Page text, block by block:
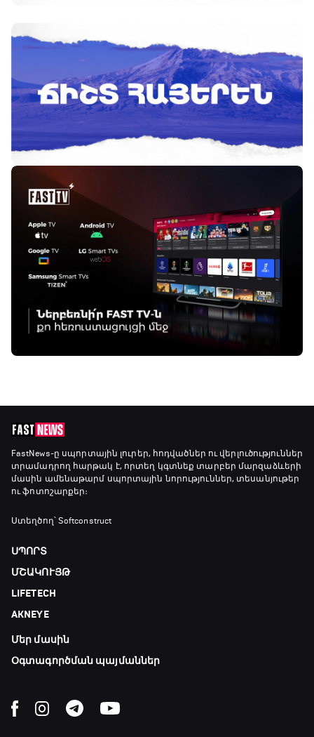
FastNews-ը սպորտային լուրեր, հոդվածներ ու վերլուծություններ
տրամադրող հարթակ է, որտեղ կգտնեք տարբեր մարզաձևերի
մասին ամենաթարմ սպորտային նորություններ, տեսանյութեր
ու ֆոտոշարքեր։
Ստեղծող՝ Softconstruct
ՍՊՈՐՏ
ՄՇԱԿՈՒՅԹ
LIFETECH
AKNEYE
Մեր մասին
Օգտագործման պայմաններ